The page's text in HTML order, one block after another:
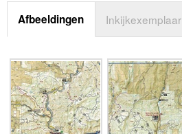
Afbeeldingen Inkijkexemplaar